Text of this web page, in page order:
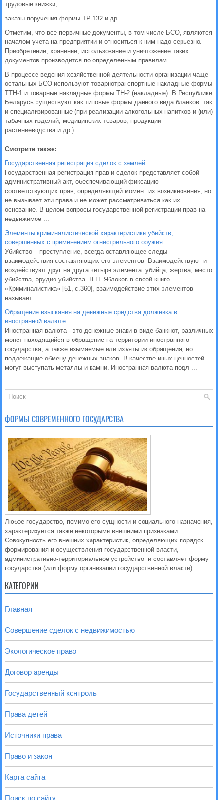
трудовые книжки;
заказы поручения формы ТР-132 и др.
Отметим, что все первичные документы, в том числе БСО, являются
началом учета на предприятии и относиться к ним надо серьезно.
Приобретение, хранение, использование и уничтожение таких
документов производится по определенным правилам.
В процессе ведения хозяйственной деятельности организации чаще
остальных БСО используют товарно­транспортные накладные формы
ТТН-1 и товарные накладные формы ТН-2 (накладные). В Республике
Беларусь существуют как типовые формы данного вида бланков, так
и специализированные (при реализации алкогольных напитков и (или)
табачных изделий, медицинских товаров, продукции
растениеводства и др.).
Смотрите также:
Государственная регистрация сделок с землей
Государственная регистрация прав и сделок представляет собой
административный акт, обеспечивающий фиксацию
соответствующих прав, определяющий момент их возникновения, но
не вызывает эти права и не может рассматриваться как их
основание. В целом вопросы государственной регистрации прав на
недвижимое ...
Элементы криминалистической характеристики убийств,
совершенных с применением огнестрельного оружия
Убийство – преступление, всегда оставляющее следы
взаимодействия составляющих его элементов. Взаимодействуют и
воздействуют друг на друга четыре элемента: убийца, жертва, место
убийства, орудие убийства. Н.П. Яблоков в своей книге
«Криминалистика» [51, с.360], взаимодействие этих элементов
называет ...
Обращение взыскания на денежные средства должника в
иностранной валюте
Иностранная валюта - это денежные знаки в виде банкнот, различных
монет находящийся в обращение на территории иностранного
государства, а также изымаемые или изъяты из обращения, но
подлежащие обмену денежных знаков. В качестве иных ценностей
могут выступать металлы и камни. Иностранная валюта подл ...
ФОРМЫ СОВРЕМЕННОГО ГОСУДАРСТВА
Любое государство, помимо его сущности и социального назначения,
характеризуется также некоторыми внешними признаками.
Совокупность его внешних характеристик, определяющих порядок
формирования и осуществления государственной власти,
административно-территориальное устройство, и составляет форму
государства (или форму организации государственной власти).
КАТЕГОРИИ
Главная
Совершение сделок с недвижимостью
Экологическое право
Договор аренды
Государственный контроль
Права детей
Источники права
Право и закон
Карта сайта
Поиск по сайту